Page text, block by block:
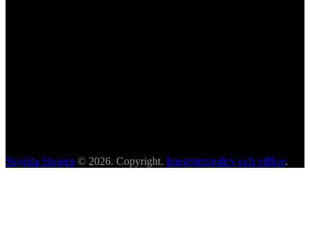
Skydda Skogen © 2026. Copyright. Integritetspolicy och villkor.